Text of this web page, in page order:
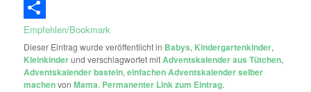
Email
Empfehlen/Bookmark
Dieser Eintrag wurde veröffentlicht in Babys, Kindergartenkinder,
Kleinkinderund verschlagwortet mitAdventskalender aus Tütchen,
Adventskalender basteln,einfachen Adventskalender selber
machenvonMama. Permanenter Link zum Eintrag.